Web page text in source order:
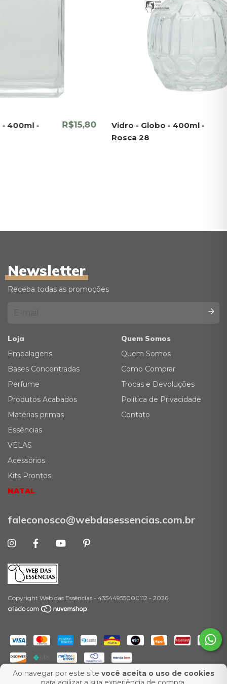
Ao navegar por este site você aceita o uso de cookies
- 400ml - R$15,80
Vidro - Globo - 400ml -
Rosca 28
Newsletter
Receba todas as promoções
Loja
Embalagens
Bases Concentradas
Perfume
Produtos Acabados
Matérias primas
Essências
VELAS
Acessórios
Kits Prontos
NATAL
Quem Somos
Quem Somos
Como Comprar
Trocas e Devoluções
Política de Privacidade
Contato
faleconosco@webdasessencias.com.br
Copyright Web das Essências - 43544955000112 - 2026
Desenvolvimento: Agência Ux Web -Marketing para E-Commerce